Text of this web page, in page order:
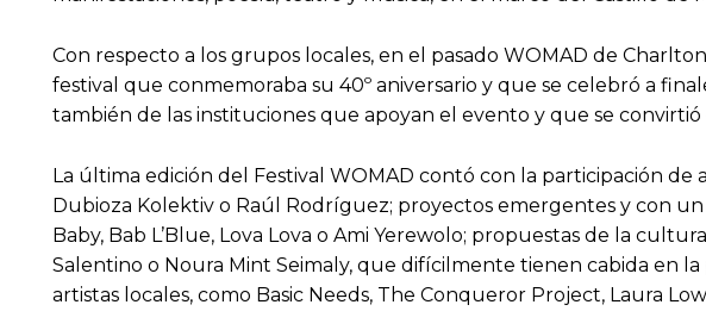
Con respecto a los grupos locales, en el pasado WOMAD de
festival que conmemoraba su 40º aniversario y que se celebró a
también de las instituciones que apoyan el evento y que se convirtió
La última edición del Festival WOMAD contó con la participación
Dubioza Kolektiv o Raúl Rodríguez; proyectos emergentes y con
Baby, Bab L’Blue, Lova Lova o Ami Yerewolo; propuestas de la
Salentino o Noura Mint Seimaly, que difícilmente tienen cabida en
artistas locales, como Basic Needs, The Conqueror Project, Laura